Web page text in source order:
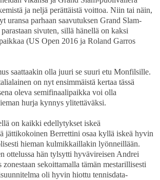
ja neljä perättäistä voittoa. Niin tai näin,
uransa parhaan saavutuksen Grand Slam-
sivuten, sillä hänellä on kaksi
(US Open 2016 ja Roland Garros
saattaakin olla juuri se suuri etu Monfilsille.
on nyt ensimmäistä kertaa tässä
oleva semifinaalipaikka voi olla
hurja kynnys ylitettäväksi.
on kaikki edellytykset iskeä
jättikokoinen Berrettini osaa kyllä iskeä hyvin
hieman kulmikkaillakin lyönneillään.
ottelussa hän tylsytti hyvävireisen Andrei
sekoittamalla tämän mestarillisesti
oli hyvin hiottu tennisdata-